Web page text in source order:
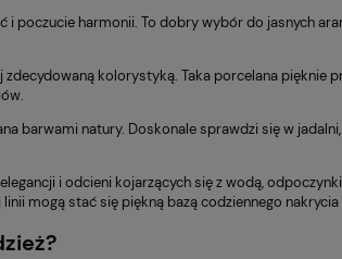
i poczucie harmonii. To dobry wybór do jasnych
zdecydowaną kolorystyką. Taka porcelana pięknie
barwami natury. Doskonale sprawdzi się w
i odcieni kojarzących się z wodą,
mogą stać się piękną bazą codziennego nakrycia